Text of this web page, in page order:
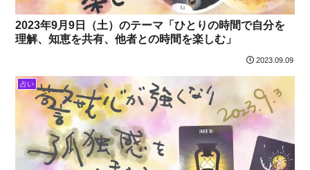
2023年9月9日（土）のテーマ「ひとりの時間で自分を
理解、知恵を共有、他者との時間を楽しむ」
2023.09.09
占い